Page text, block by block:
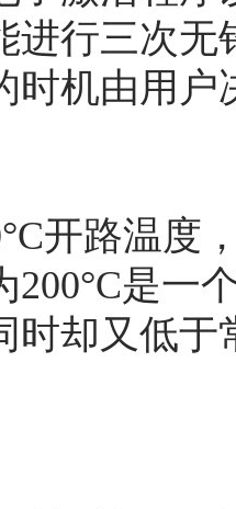
进行三次
时机由用
开路温度
200°C是一
时却又低